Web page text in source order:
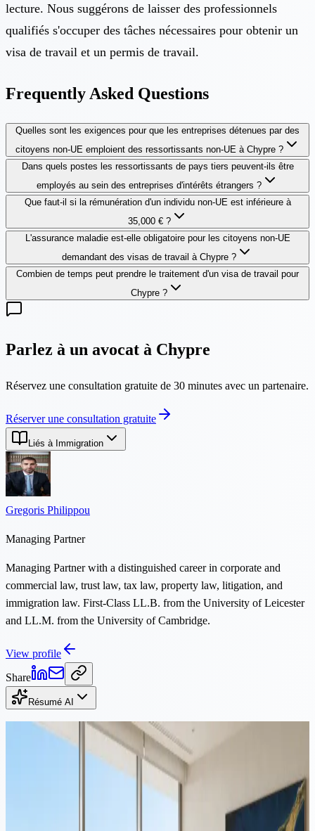
lecture. Nous suggérons de laisser des professionnels
qualifiés s'occuper des tâches nécessaires pour obtenir un
visa de travail et un permis de travail.
Frequently Asked Questions
Quelles sont les exigences pour que les entreprises détenues par des
citoyens non-UE emploient des ressortissants non-UE à Chypre ?
Dans quels postes les ressortissants de pays tiers peuvent-ils être
employés au sein des entreprises d'intérêts étrangers ?
Que faut-il si la rémunération d'un individu non-UE est inférieure à
35,000 € ?
L'assurance maladie est-elle obligatoire pour les citoyens non-UE
demandant des visas de travail à Chypre ?
Combien de temps peut prendre le traitement d'un visa de travail pour
Chypre ?
Parlez à un avocat à Chypre
Réservez une consultation gratuite de 30 minutes avec un partenaire.
Réserver une consultation gratuite
Liés à Immigration
Gregoris Philippou
Managing Partner
Managing Partner with a distinguished career in corporate and
commercial law, trust law, tax law, property law, litigation, and
immigration law. First-Class LL.B. from the University of Leicester
and LL.M. from the University of Cambridge.
View profile
Share
Résumé AI
Continuer la lecture
13 min de lecture
Déménager de Pologne à Chypre : guide fiscal, de résidence et